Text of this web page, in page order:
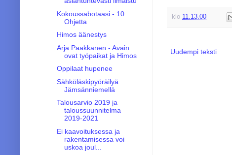
klo 11.13.00
Uudempi teksti
Kokoussabotaasi - 10
Ohjetta
Himos äänestys
Arja Paakkanen - Avain
ovat työpaikat ja Himos
Oppilaat hupenee
Sähköläskipyöräilyä
Jämsänniemellä
Talousarvio 2019 ja
taloussuunnitelma
2019-2021
Ei kaavoituksessa ja
rakentamisessa voi
uskoa joul...